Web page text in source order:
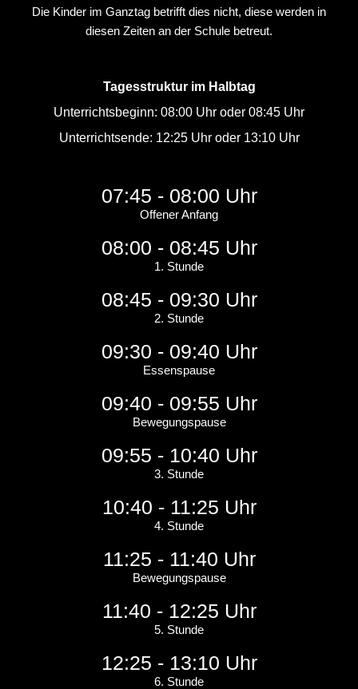
Die Kinder im Ganztag betrifft dies nicht, diese werden in
diesen Zeiten an der Schule betreut.
Tagesstruktur im Halbtag
Unterrichtsbeginn: 08:00 Uhr oder 08:45 Uhr
Unterrichtsende: 12:25 Uhr oder 13:10 Uhr
07:45 - 08:00 Uhr
Offener Anfang
08:00 - 08:45 Uhr
1. Stunde
08:45 - 09:30 Uhr
2. Stunde
09:30 - 09:40 Uhr
Essenspause
09:40 - 09:55 Uhr
Bewegungspause
09:55 - 10:40 Uhr
3. Stunde
10:40 - 11:25 Uhr
4. Stunde
11:25 - 11:40 Uhr
Bewegungspause
11:40 - 12:25 Uhr
5. Stunde
12:25 - 13:10 Uhr
6. Stunde